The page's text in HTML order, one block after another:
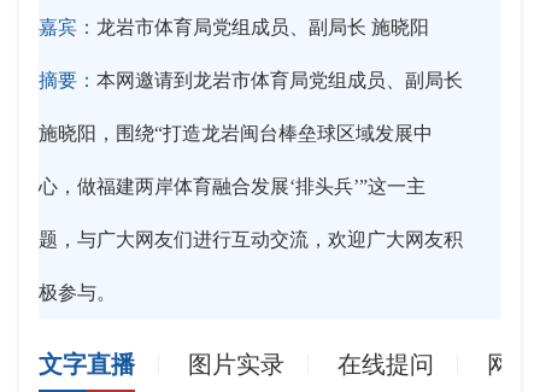
嘉宾： 龙岩市体育局党组成员、副局长 施晓阳
摘要： 本网邀请到龙岩市体育局党组成员、副局长
施晓阳，围绕“打造龙岩闽台棒垒球区域发展中
心，做福建两岸体育融合发展‘排头兵’”这一主
题，与广大网友们进行互动交流，欢迎广大网友积
极参与。
文字直播 图片实录 在线提问 网